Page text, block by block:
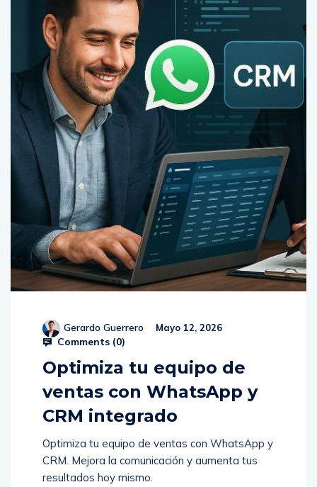
Gerardo Guerrero Mayo 12, 2026
Comments (0)
Optimiza tu equipo de
ventas con WhatsApp y
CRM integrado
Optimiza tu equipo de ventas con WhatsApp y
CRM. Mejora la comunicación y aumenta tus
resultados hoy mismo.